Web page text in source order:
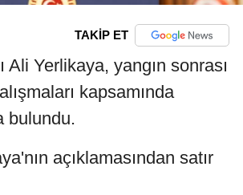
TAKİP ET
Ali Yerlikaya, yangın sonrası
kapsamında
bulundu.
açıklamasından satır